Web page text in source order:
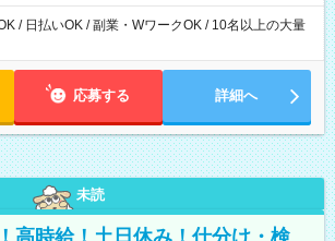
/ 日払いOK / 副業・WワークOK / 10名以上の大量
応募する 詳細へ
未読
高時給！土日休み！仕分け・検